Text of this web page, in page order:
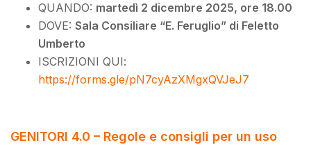
QUANDO: martedì 2 dicembre 2025, ore 18.00
DOVE: Sala Consiliare “E. Feruglio” di Feletto
Umberto
ISCRIZIONI QUI:
https://forms.gle/pN7cyAzXMgxQVJeJ7
GENITORI 4.0 – Regole e consigli per un uso